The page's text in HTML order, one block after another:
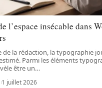
l’espace insécable dans
de la rédaction, la typographie
Parmi les éléments
être un…
1 juillet 2026